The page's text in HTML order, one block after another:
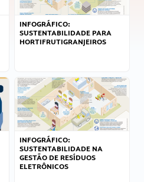
INFOGRÁFICO:
SUSTENTABILIDADE PARA
HORTIFRUTIGRANJEIROS
INFOGRÁFICO:
SUSTENTABILIDADE NA
GESTÃO DE RESÍDUOS
ELETRÔNICOS